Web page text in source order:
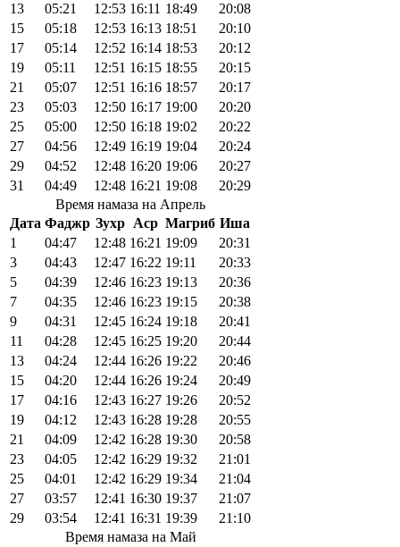
13
05:21 12:53 16:11 18:49
20:08
15
05:18 12:53 16:13 18:51
20:10
17
05:14 12:52 16:14 18:53
20:12
19
05:11 12:51 16:15 18:55
20:15
21
05:07 12:51 16:16 18:57
20:17
23
05:03 12:50 16:17 19:00
20:20
25
05:00 12:50 16:18 19:02
20:22
27
04:56 12:49 16:19 19:04
20:24
29
04:52 12:48 16:20 19:06
20:27
31
04:49 12:48 16:21 19:08
20:29
Время намаза на Апрель
Дата Фаджр Зухр Аср Магриб Иша
1
04:47 12:48 16:21 19:09
20:31
3
04:43 12:47 16:22 19:11
20:33
5
04:39 12:46 16:23 19:13
20:36
7
04:35 12:46 16:23 19:15
20:38
9
04:31 12:45 16:24 19:18
20:41
11
04:28 12:45 16:25 19:20
20:44
13
04:24 12:44 16:26 19:22
20:46
15
04:20 12:44 16:26 19:24
20:49
17
04:16 12:43 16:27 19:26
20:52
19
04:12 12:43 16:28 19:28
20:55
21
04:09 12:42 16:28 19:30
20:58
23
04:05 12:42 16:29 19:32
21:01
25
04:01 12:42 16:29 19:34
21:04
27
03:57 12:41 16:30 19:37
21:07
29
03:54 12:41 16:31 19:39
21:10
Время намаза на Май